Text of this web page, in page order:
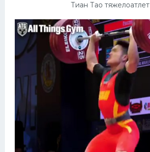
Тиан Тао тяжелоатлет